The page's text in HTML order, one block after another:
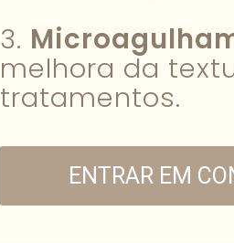
3.
melhora da
tratamentos.
ENTRAR EM